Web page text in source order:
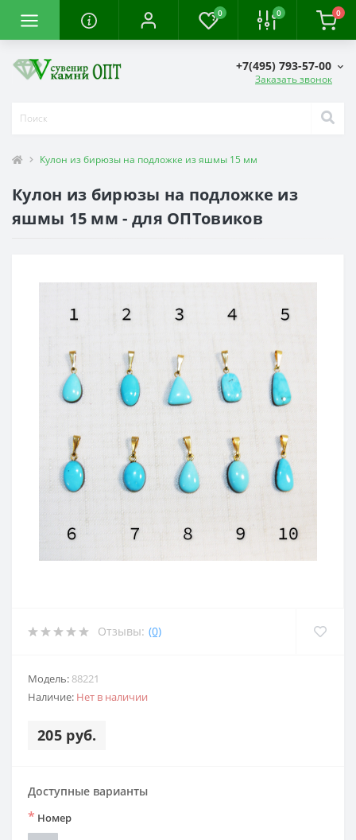
0 0 0
+7(495) 793-57-00
Заказать звонок
Кулон из бирюзы на подложке из яшмы 15 мм
Кулон из бирюзы на подложке из
яшмы 15 мм - для ОПТовиков
Отзывы: (0)
Модель: 88221
Наличие: Нет в наличии
205 руб.
Доступные варианты
* Номер